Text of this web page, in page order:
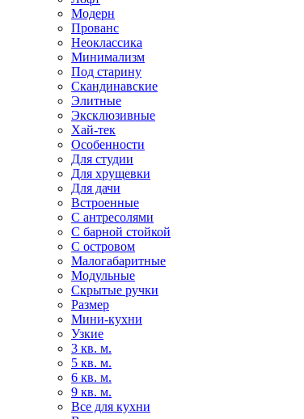
Модерн
Прованс
Неоклассика
Минимализм
Под старину
Скандинавские
Элитные
Эксклюзивные
Хай-тек
Особенности
Для студии
Для хрущевки
Для дачи
Встроенные
С антресолями
С барной стойкой
С островом
Малогабаритные
Модульные
Скрытые ручки
Размер
Мини-кухни
Узкие
3 кв. м.
5 кв. м.
6 кв. м.
9 кв. м.
Все для кухни